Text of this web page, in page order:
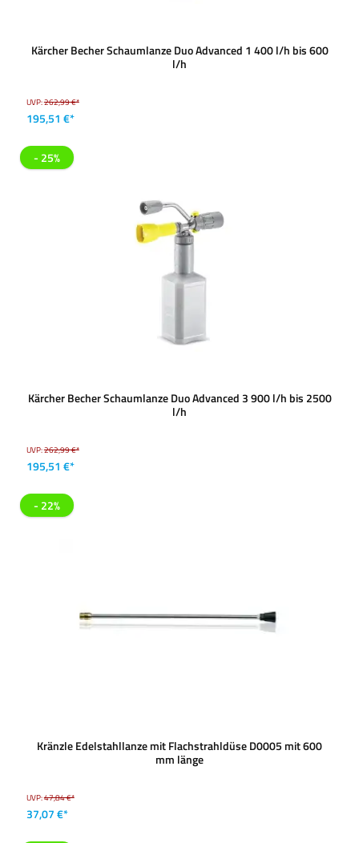
Kärcher Becher Schaumlanze Duo Advanced 1 400 l/h bis 600
l/h
UVP:262,99 €*
195,51 €*
- 25%
Kärcher Becher Schaumlanze Duo Advanced 3 900 l/h bis 2500
l/h
UVP:262,99 €*
195,51 €*
- 22%
Kränzle Edelstahllanze mit Flachstrahldüse D0005 mit 600
mm länge
UVP:47,84 €*
37,07 €*